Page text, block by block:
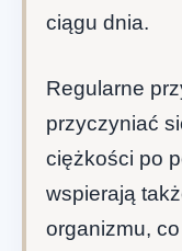
ciągu dnia.
Regularne
przyczyniać
ciężkości po
wspierają
organizmu,